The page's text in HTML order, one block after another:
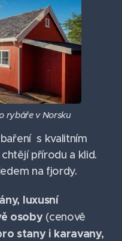
rybáře v Norsku
s kvalitním
přírodu a klid.
na fjordy.
luxusní
osoby(cenově
stany i karavany,